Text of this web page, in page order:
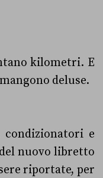
kilometri. E
deluse.
e
nuovo libretto
riportate, per